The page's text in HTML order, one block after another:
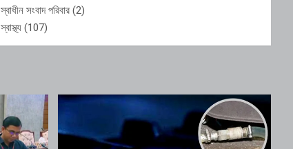
স্বাধীন সংবাদ পরিবার (2)
স্বাস্থ্য (107)